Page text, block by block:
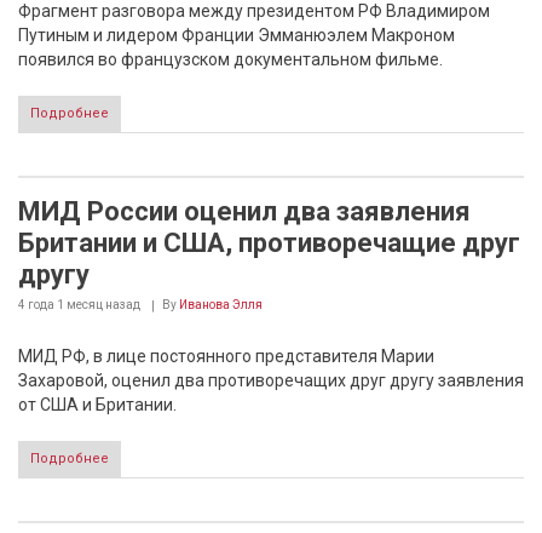
Фрагмент разговора между президентом РФ Владимиром
Путиным и лидером Франции Эмманюэлем Макроном
появился во французском документальном фильме.
Подробнее
МИД России оценил два заявления
Британии и США, противоречащие друг
другу
4 года 1 месяц назад By Иванова Элля
МИД РФ, в лице постоянного представителя Марии
Захаровой, оценил два противоречащих друг другу заявления
от США и Британии.
Подробнее